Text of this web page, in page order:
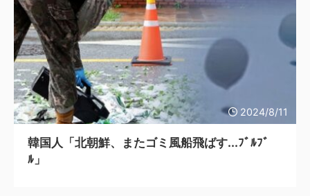
2024/8/11
韓国人「北朝鮮、またゴミ風船飛ばす...ﾌﾞﾙﾌﾞ
ﾙ」